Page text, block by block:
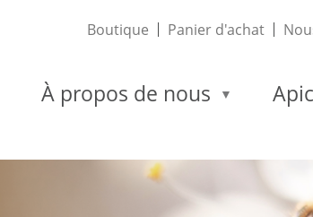
Boutique Panier d'achat
À propos de nous